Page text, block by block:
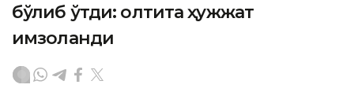
бўлиб ўтди: олтита ҳужжат
имзоланди